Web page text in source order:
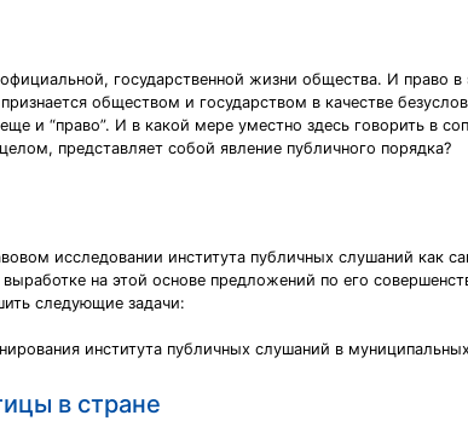
государственной жизни общества. И право
обществом и государством в качестве
и “право”. И в какой мере уместно здесь говорить в
представляет собой явление публичного порядка?
исследовании института публичных слушаний как
на этой основе предложений по его
следующие задачи:
института публичных слушаний в
в стране